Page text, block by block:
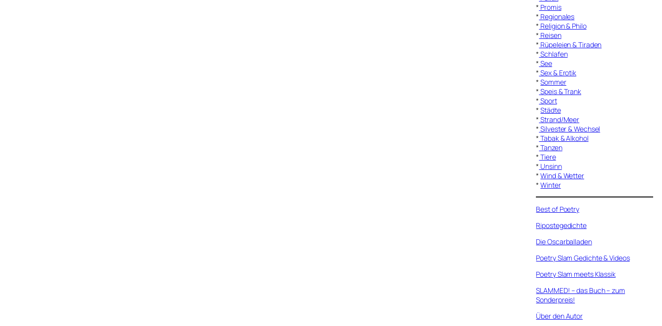
* Promis
* Regionales
* Religion & Philo
* Reisen
* Rüpeleien & Tiraden
* Schlafen
* See
* Sex & Erotik
*Sommer
* Speis & Trank
* Sport
*Städte
* Strand/Meer
* Silvester & Wechsel
* Tabak & Alkohol
* Tanzen
* Tiere
* Unsinn
*Wind & Wetter
*Winter
Best of Poetry
Ripostegedichte
Die Oscarballaden
Poetry Slam Gedichte & Videos
Poetry Slam meets Klassik
SLAMMED! – das Buch – zum
Sonderpreis!
Über den Autor